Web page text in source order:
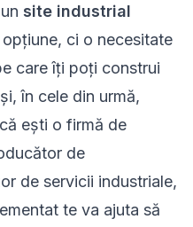
site industrial
ci o necesitate
care îți poți construi
în cele din urmă,
ești o firmă de
de
de servicii industriale,
te va ajuta să